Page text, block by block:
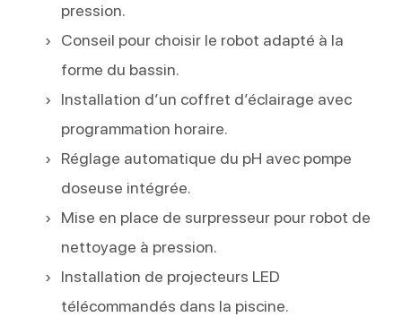
pression.
Conseil pour choisir le robot adapté à la
forme du bassin.
Installation d’un coffret d’éclairage avec
programmation horaire.
Réglage automatique du pH avec pompe
doseuse intégrée.
Mise en place de surpresseur pour robot de
nettoyage à pression.
Installation de projecteurs LED
télécommandés dans la piscine.